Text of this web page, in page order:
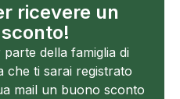
ricevere un
della famiglia di
che ti sarai registrato
mail un buono sconto